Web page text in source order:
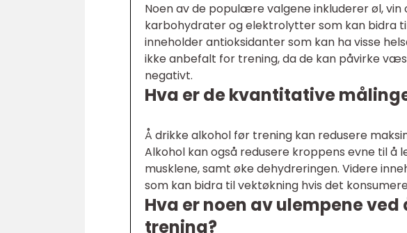
Noen av de populære valgene inkluderer øl,
karbohydrater og elektrolytter som kan bidra
inneholder antioksidanter som kan ha visse
ikke anbefalt for trening, da de kan påvirke
negativt.
Hva er de kvantitative
Å drikke alkohol før trening kan redusere
Alkohol kan også redusere kroppens evne til
musklene, samt øke dehydreringen. Videre
som kan bidra til vektøkning hvis det
Hva er noen av ulempene
trening?